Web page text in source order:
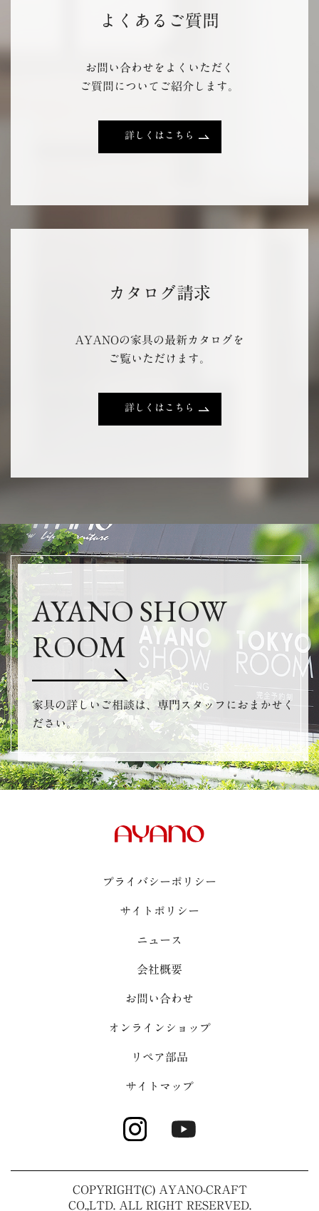
よくあるご質問
お問い合わせをよくいただく
ご質問についてご紹介します。
詳しくはこちら
カタログ請求
AYANOの家具の最新カタログを
ご覧いただけます。
詳しくはこちら
AYANO SHOW
ROOM
家具の詳しいご相談は、専門スタッフにおまかせく
ださい。
プライバシーポリシー
サイトポリシー
ニュース
会社概要
お問い合わせ
オンラインショップ
リペア部品
サイトマップ
COPYRIGHT(C) AYANO-CRAFT
CO.,LTD. ALL RIGHT RESERVED.